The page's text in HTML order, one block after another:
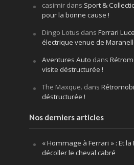
casimirdans Sport &
pour la bonne cause !
Dingo Lotus dans Ferrari
électrique venue de
Aventures Auto dans
visite déstructurée !
The Maxque. dans
déstructurée !
Nos derniers articles
« Hommage à Ferrari » : Et
décoller le cheval cabré